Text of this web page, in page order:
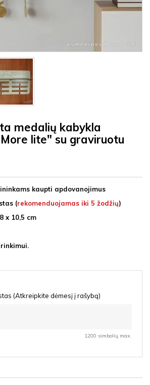
medalių kabykla
lite" su graviruotu
kaupti apdovanojimus
(rekomenduojamas iki 5 žodžių)
x 10,5 cm
(Atkreipkite dėmesį į rašybą)
1200 simbolių max.